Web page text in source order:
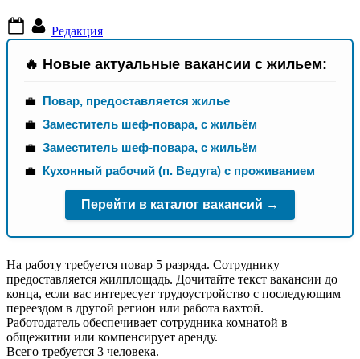
Posted
on
Редакция
🔥 Новые актуальные вакансии с жильем:
💼 Повар, предоставляется жилье
💼 Заместитель шеф-повара, с жильём
💼 Заместитель шеф-повара, с жильём
💼 Кухонный рабочий (п. Ведуга) с проживанием
Перейти в каталог вакансий →
На работу требуется повар 5 разряда. Сотруднику
предоставляется жилплощадь. Дочитайте текст вакансии до
конца, если вас интересует трудоустройство с последующим
переездом в другой регион или работа вахтой.
Работодатель обеспечивает сотрудника комнатой в
общежитии или компенсирует аренду.
Всего требуется 3 человека.